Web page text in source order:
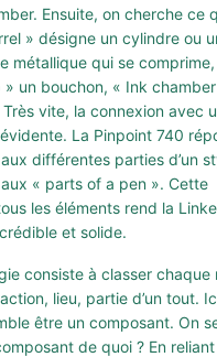
Ensuite, on cherche ce
» désigne un cylindre ou
métallique qui se
» un bouchon, « Ink
Très vite, la connexion avec
La Pinpoint 740
différentes parties d’un
« parts of a pen ». Cette
les éléments rend la
et solide.
consiste à classer chaque
lieu, partie d’un tout.
être un composant. On
de quoi ? En